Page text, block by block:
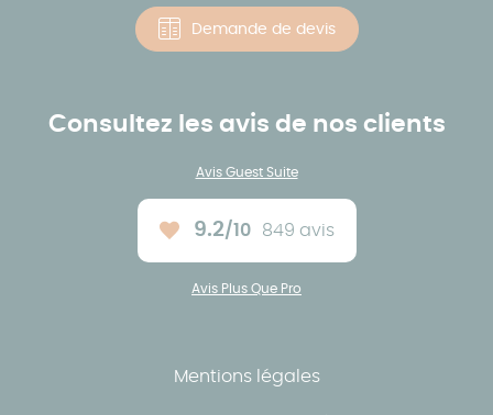
Demande de devis
Consultez les avis de nos clients
Avis Guest Suite
Note moyenne :
9.2/10 849 avis
Avis Plus Que Pro
Mentions légales